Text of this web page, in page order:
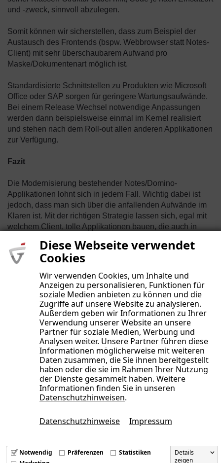
Diese Webseite verwendet
Cookies
Wir verwenden Cookies, um Inhalte und
Anzeigen zu personalisieren, Funktionen für
soziale Medien anbieten zu können und die
Zugriffe auf unsere Website zu analysieren.
Außerdem geben wir Informationen zu Ihrer
Verwendung unserer Website an unsere
Partner für soziale Medien, Werbung und
Analysen weiter. Unsere Partner führen diese
Informationen möglicherweise mit weiteren
Daten zusammen, die Sie ihnen bereitgestellt
haben oder die sie im Rahmen Ihrer Nutzung
der Dienste gesammelt haben. Weitere
Informationen finden Sie in unseren
Datenschutzhinweisen.
Datenschutzhinweise Impressum
Notwendig Präferenzen
Statistiken
Details
zeigen
und -zweck, sinnvoll abzulegen.
Somit können wir sicherstellen, dass zum Beispiel der
Austausch des Frontends (bspw. Webbrowser statt Notes-
Client) mit sehr überschaubarem Aufwand pro
Maske/Dokumentenart möglich ist.
Standardisierte Schnittstellen zu Produkten wie Microsoft
Office oder SAP sorgen für geringere Wartungsaufwände.
Bei einem Release Wechsel notwendige Anpassungen
werden dann beispielsweise einmal im Kernel realisiert
und stehen nach dem Roll-out allen anderen Applikationen
zur Verfügung.
Fazit
Die Modernisierung bestehender Notes/Domino-
Applikationen lohnt sich in jedem Fall. Wichtig dabei ist
jedoch, dass man sich über die anfallenden Aufwände im
Klaren ist. Mit der richtigen Strategie lassen sich, egal mit
welchem Client, tolle Applikationen bauen, die auch in
Unternehmensprozesse abbilden können.
Marc-Oliver
Schaake
Geschäftsführung - Consulting -
Projektmanagement - Development
Lotus Notes Consultant &
Entwickler seit 1995
SAP to Notes-Projekte
Verantwortlich für
Produktentwicklung